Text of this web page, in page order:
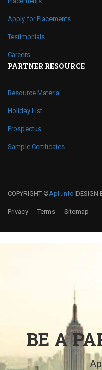
Apply for Placements
Testimonials
Careers
PARTNER RESOURCE
Resource Material
Holiday List
Prospectus
Sample Certificates
COPYRIGHT ©Apll.info DESIGN
Privacy Terms Sitemap
BE A